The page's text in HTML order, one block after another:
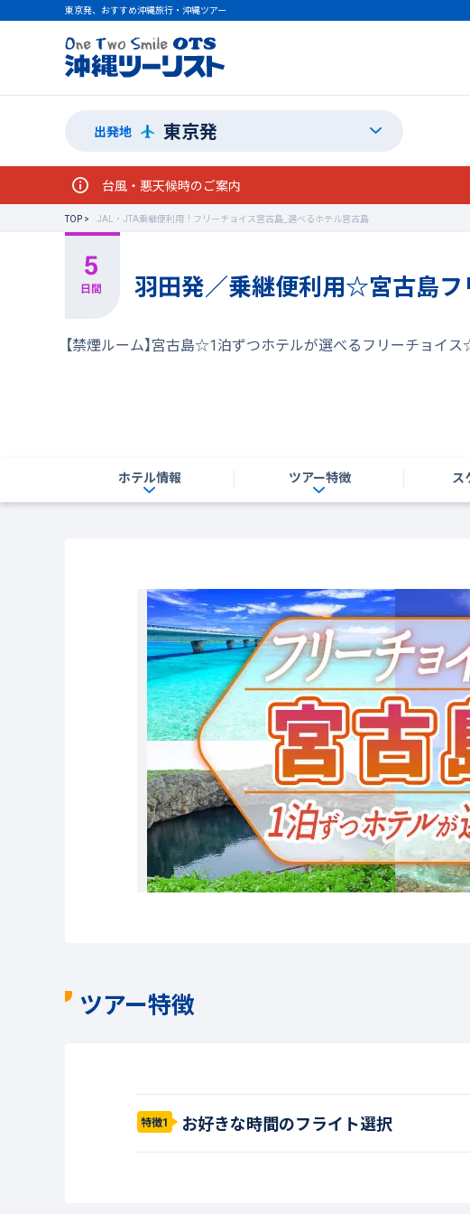
東京発、おすすめ沖縄旅行・沖縄ツアー
出発地 東京発
台風・悪天候時のご案内
TOP
JAL・JTA乗継便利用！フリーチョイス宮古島_選べるホテル宮古島
羽田発／乗継便利用☆宮古島フ
【禁煙ルーム】宮古島☆1泊ずつホテルが選べるフリーチョイ
ホテル情報 ツアー特徴 ス
ツアー特徴
特徴1 お好きな時間のフライト選択